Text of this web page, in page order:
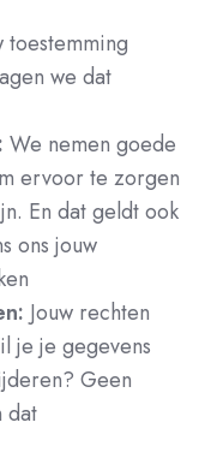
toestemming
we dat
We nemen goede
ervoor te zorgen
En dat geldt ook
ons jouw
Jouw rechten
je je gegevens
Geen
dat